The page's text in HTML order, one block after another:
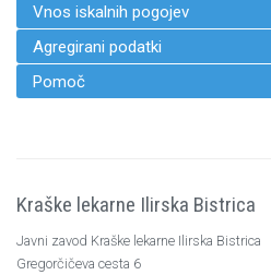
Vnos iskalnih pogojev
Agregirani podatki
Pomoč
Kraške lekarne Ilirska Bistrica
Javni zavod Kraške lekarne Ilirska Bistrica
Gregorčičeva cesta 6